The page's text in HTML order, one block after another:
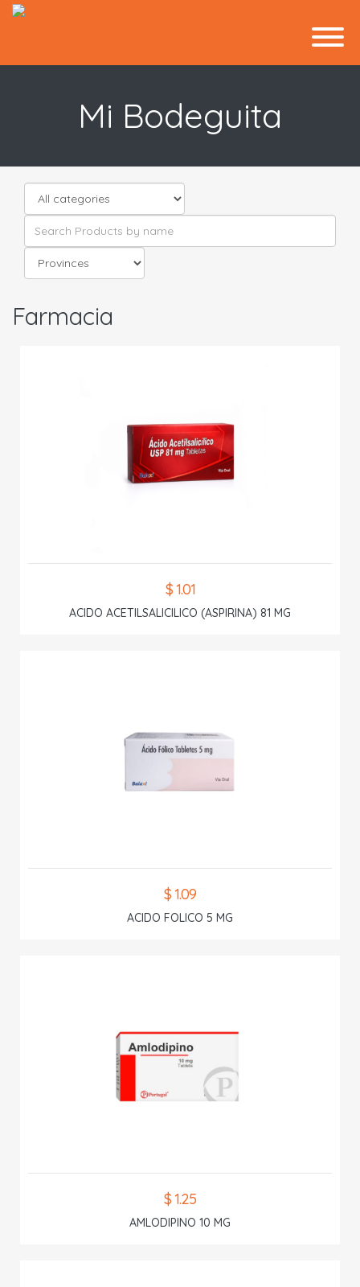
Mi Bodeguita
Farmacia
$ 1.01
ACIDO ACETILSALICILICO (ASPIRINA) 81 MG
$ 1.09
ACIDO FOLICO 5 MG
$ 1.25
AMLODIPINO 10 MG